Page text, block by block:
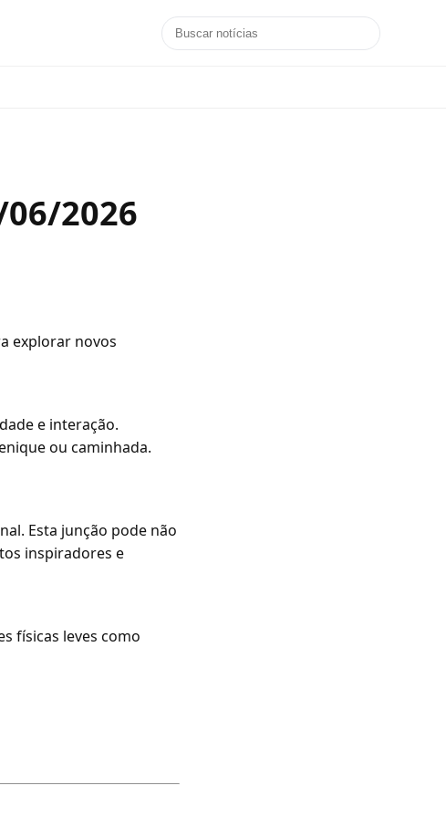
2026
explorar novos
e interação.
ou caminhada.
Esta junção pode não
inspiradores e
físicas leves como